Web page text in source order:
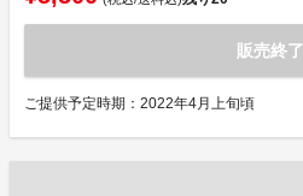
販売終了
ご提供予定時期：2022年4月上旬頃